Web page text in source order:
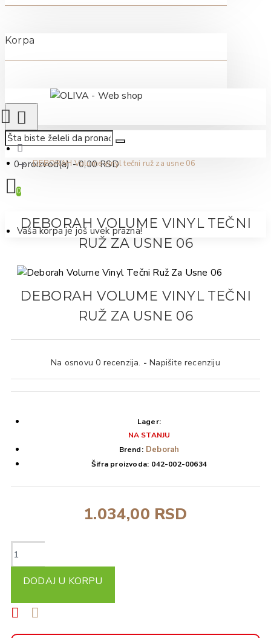
Korpa
0 proizvod(a) - 0,00 RSD
0
Vaša korpa je još uvek prazna!
DEBORAH Volume vinyl tečni ruž za usne 06
DEBORAH VOLUME VINYL TEČNI
RUŽ ZA USNE 06
DEBORAH VOLUME VINYL TEČNI
RUŽ ZA USNE 06
Na osnovu 0 recenzija. - Napišite recenziju
1.034,00 RSD
Lager:
NA STANJU
Brend: Deborah
Šifra proizvoda: 042-002-00634
DODAJ U KORPU